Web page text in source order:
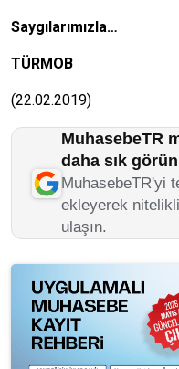
Saygılarımızla…
TÜRMOB
(22.02.2019)
MuhasebeTR
daha sık görün
MuhasebeTR'yi
ekleyerek
ulaşın.